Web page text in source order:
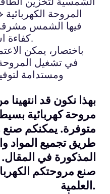
المروحة
فيها الشمس
كفاءة استخدام الطاقة الشمسية.
باختصار، يمكن
في تشغيل المروحة
ومستدامة
بهذا نكون قد
مروحة كهربائية
متوفرة. يمكنكم
طريق تجميع المواد
المذكورة في
صنع مروحتكم
العلمية.